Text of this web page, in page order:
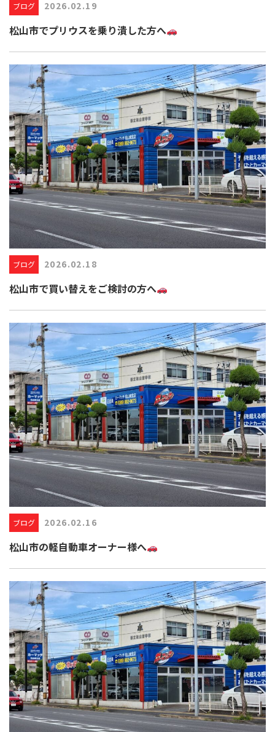
ブログ 2026.02.19
松山市でプリウスを乗り潰した方へ
ブログ 2026.02.18
松山市で買い替えをご検討の方へ
ブログ 2026.02.16
松山市の軽自動車オーナー様へ